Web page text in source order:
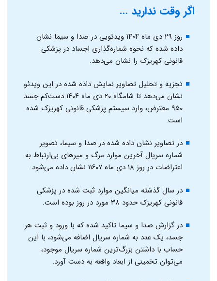
اگر وقت ندارید …
روز ۲۹ دی ماه ۱۴۰۴ ویدئویی در صدا و سیما نشان
داده شده که نحوه شماره‌گذاری اجساد در پزشکی
قانونی کهریزک را نشان می‌دهد.
تجزیه و تحلیل تصاویر نمایش داده شده در این ویدئو
نشان می‌دهد تا شامگاه ۲۰ دی ماه ۱۴۰۴ دست‌کم جسد
۹۵۰ معترض، وارد سیستم پزشکی قانونی کهریزک شده
است.
در تصاویر نشان داده شده در صدا و سیما، تصویر
شماره سریال آخرین موارد مرگ و میرهای بی‌ارتباط به
اعتراضات در روز ۱۸ دی ماه ۱۱۶۰۷ نشان داده می‌شود.
در سال گذشته میانگین موارد ثبت شده در پزشکی
قانونی کهریزک حدود ۳۸ مورد در روز بوده است.
در گزارش صدا و سیما تاکید شده که با ورود و ثبت هر
جسد، یک عدد به شماره سریال اضافه می‌شود، با این
حساب با داشتن بزرگ‌ترین شماره سریال موجود،
می‌توان تخمینی از ابعاد واقعه به دست آورد.